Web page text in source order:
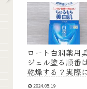
ロート白潤薬用
ジェル塗る順番
乾燥する？実際
ってみました！
2024.05.19